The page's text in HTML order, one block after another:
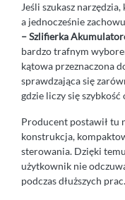
Jeśli szukasz
a jednocześnie
– Szlifierka
bardzo trafnym
kątowa przeznaczona
sprawdzająca się
gdzie liczy się
Producent postawił tu
konstrukcja,
sterowania. Dzięki
użytkownik nie
podczas dłuższych prac.